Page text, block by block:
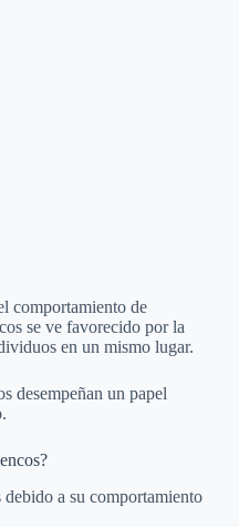
comportamiento de
se ve favorecido por la
en un mismo lugar.
desempeñan un papel
a su comportamiento